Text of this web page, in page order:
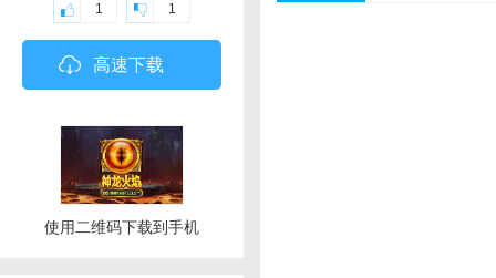
1 1
高速下载
使用二维码下载到手机